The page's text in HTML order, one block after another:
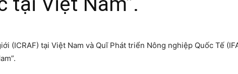
(ICRAF) tại Việt Nam và Quĩ Phát triển Nông nghiệp Quốc Tế